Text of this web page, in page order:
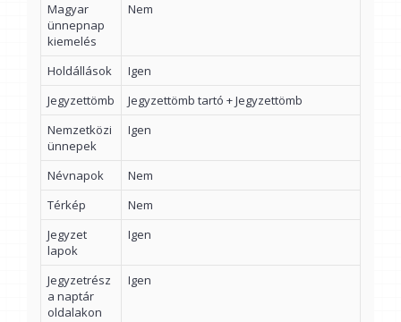
Magyar
ünnepnap
kiemelés
Nem
Holdállások
Igen
Jegyzettömb
Jegyzettömb tartó + Jegyzettömb
Nemzetközi
ünnepek
Igen
Névnapok
Nem
Térkép
Nem
Jegyzet
lapok
Igen
Jegyzetrész
a naptár
oldalakon
Igen